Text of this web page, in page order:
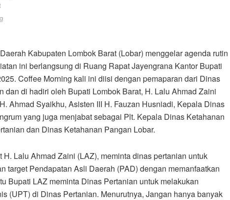
Kabupaten Lombok Barat (Lobar) menggelar agenda rutin
ini berlangsung di Ruang Rapat Jayengrana Kantor Bupati
Coffee Morning kali ini diisi dengan pemaparan dari Dinas
dan di hadiri oleh Bupati Lombok Barat, H. Lalu Ahmad Zaini
Ahmad Syaikhu, Asisten III H. Fauzan Husniadi, Kepala Dinas
yang juga menjabat sebagai Plt. Kepala Dinas Ketahanan
dan Dinas Ketahanan Pangan Lobar.
Lalu Ahmad Zaini (LAZ), meminta dinas pertanian untuk
target Pendapatan Asli Daerah (PAD) dengan memanfaatkan
Bupati LAZ meminta Dinas Pertanian untuk melakukan
(UPT) di Dinas Pertanian. Menurutnya, Jangan hanya banyak